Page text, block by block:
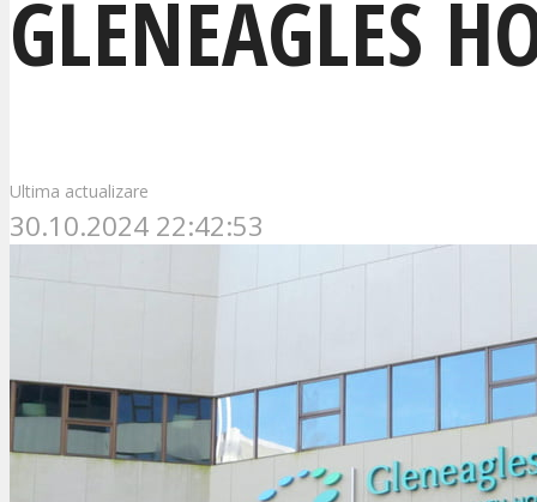
GLENEAGLES
Ultima actualizare
30.10.2024 22:42:53